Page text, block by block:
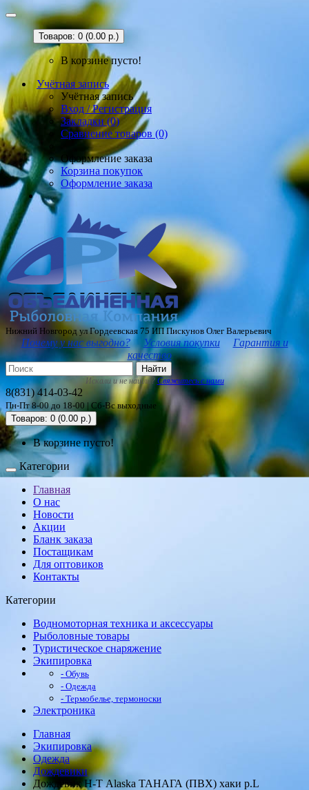
Товаров: 0 (0.00 р.)
В корзине пусто!
Учётная запись
Учётная запись
Вход / Регистрация
Закладки (0)
Сравнение товаров (0)
Оформление заказа
Корзина покупок
Оформление заказа
Нижний Новгород ул Гордеевская 75 ИП Пискунов Олег Валерьевич
Почему у нас выгодно? Условия покупки
Гарантия и
качество
Найти
Искали и не нашли? Свяжитесь с нами
8(831) 414-03-42
Пн-Пт 8-00 до 18-00 | Сб-Вс выходные
Товаров: 0 (0.00 р.)
В корзине пусто!
Категории
Главная
О нас
Новости
Акции
Бланк заказа
Постащикам
Для оптовиков
Контакты
Категории
Водномоторная техника и аксессуары
Рыболовные товары
Туристическое снаряжение
Экипировка
- Обувь
- Одежда
- Термобелье, термоноски
Электроника
Главная
Экипировка
Одежда
Дождевики
Дождевик Н-Т Alaska ТАНАГА (ПВХ) хаки р.L